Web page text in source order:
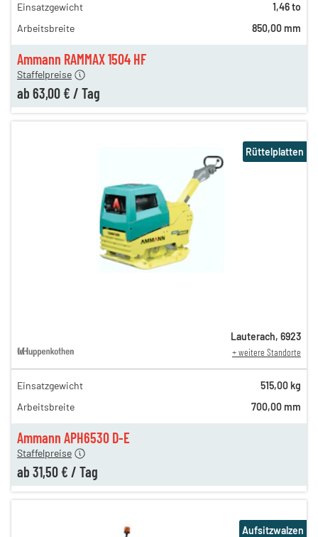
Ammann RAMMAX 1504 HF
140,00 €
86,00 €
Staffelpreise
ab 63,00 € / Tag
Einsatzgewicht
1,46 to
Arbeitsbreite
850,00 mm
Ammann APH6530 D-E
85,00 €
44,00 €
Staffelpreise
ab 31,50 € / Tag
Rüttelplatten
Lauterach, 6923
+ weitere Standorte
Einsatzgewicht
515,00 kg
Arbeitsbreite
700,00 mm
Aufsitzwalzen